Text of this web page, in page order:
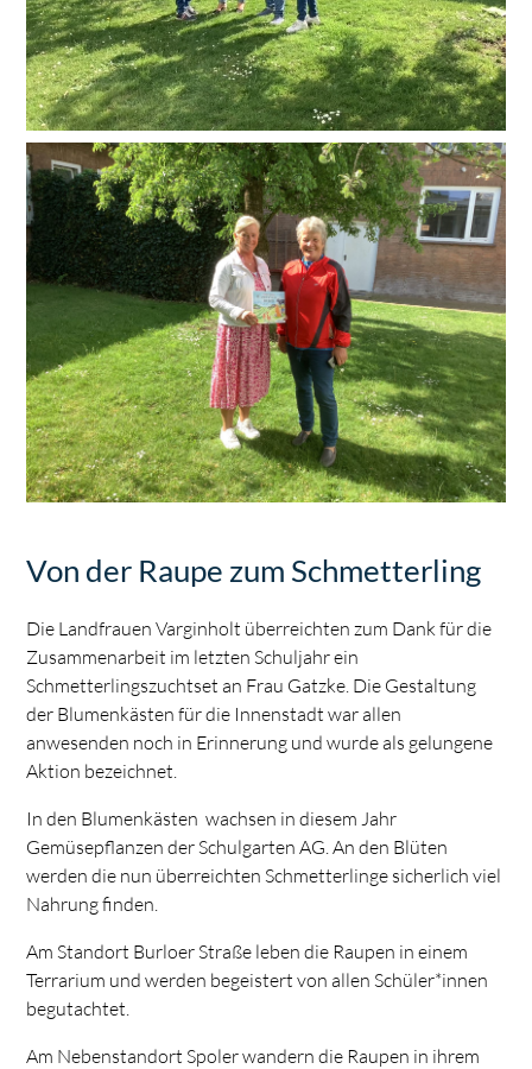
Von der Raupe zum Schmetterling
Die Landfrauen Varginholt überreichten zum Dank für die
Zusammenarbeit im letzten Schuljahr ein
Schmetterlingszuchtset an Frau Gatzke. Die Gestaltung
der Blumenkästen für die Innenstadt war allen
anwesenden noch in Erinnerung und wurde als gelungene
Aktion bezeichnet.
In den Blumenkästen wachsen in diesem Jahr
Gemüsepflanzen der Schulgarten AG. An den Blüten
werden die nun überreichten Schmetterlinge sicherlich viel
Nahrung finden.
Am Standort Burloer Straße leben die Raupen in einem
Terrarium und werden begeistert von allen Schüler*innen
begutachtet.
Am Nebenstandort Spoler wandern die Raupen in ihrem